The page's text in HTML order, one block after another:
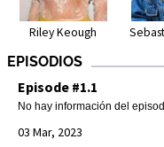
Riley Keough
EPISODIOS
Episode #1.1
No hay información del
03 Mar, 2023